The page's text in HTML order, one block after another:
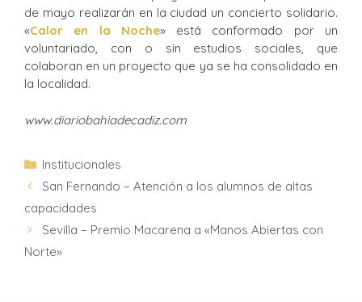
de mayo realizarán en la ciudad un concierto solidario.
«Calor en la Noche» está conformado por un
voluntariado, con o sin estudios sociales, que
colaboran en un proyecto que ya se ha consolidado en
la localidad.
www.diariobahiadecadiz.com
Institucionales
San Fernando – Atención a los alumnos de altas
capacidades
Sevilla – Premio Macarena a «Manos Abiertas con
Norte»